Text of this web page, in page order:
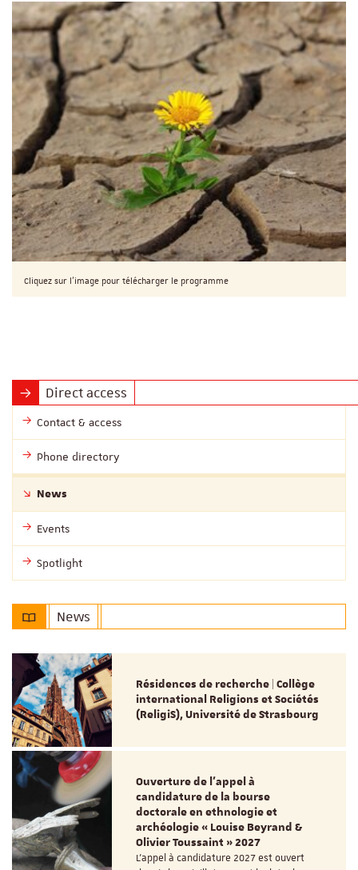
Cliquez sur l'image pour télécharger le programme
Direct access
Contact & access
Phone directory
News
Events
Spotlight
News
Résidences de recherche | Collège
international Religions et Sociétés
(ReligiS), Université de Strasbourg
Ouverture de l'appel à
candidature de la bourse
doctorale en ethnologie et
archéologie « Louise Beyrand &
Olivier Toussaint » 2027
L’appel à candidature 2027 est ouvert